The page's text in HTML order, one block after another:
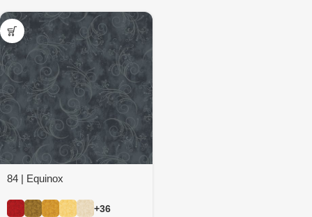
84 | Equinox
+36